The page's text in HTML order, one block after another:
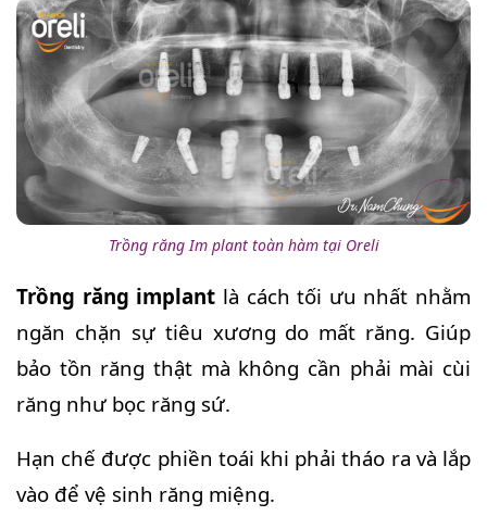
Trồng răng Im plant toàn hàm tại Oreli
Trồng răng implant là cách tối ưu nhất nhằm
ngăn chặn sự tiêu xương do mất răng. Giúp
bảo tồn răng thật mà không cần phải mài cùi
răng như bọc răng sứ.
Hạn chế được phiền toái khi phải tháo ra và lắp
vào để vệ sinh răng miệng.